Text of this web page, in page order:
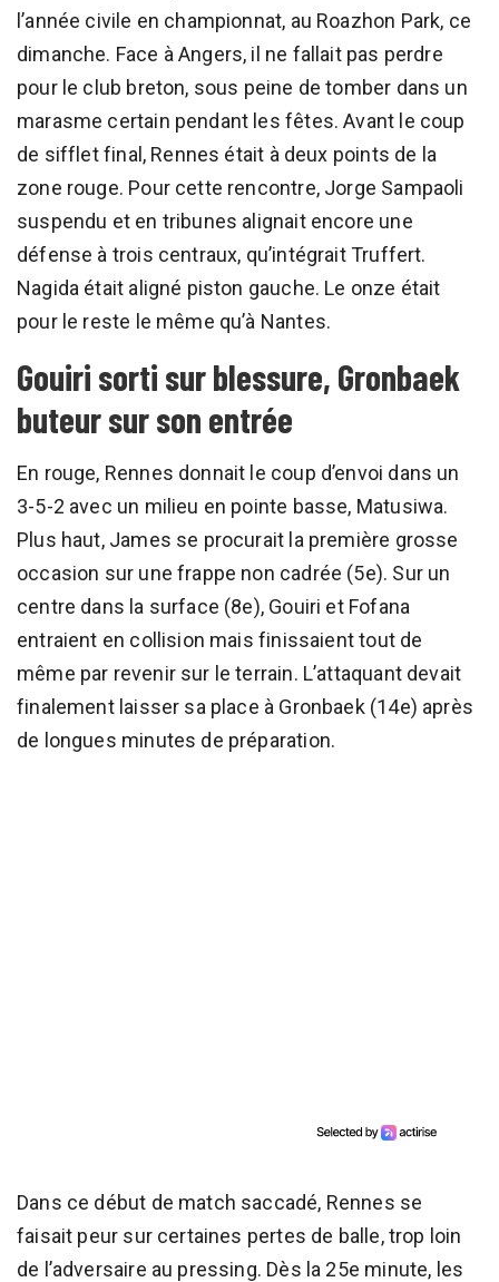
l’année civile en championnat, au Roazhon Park, ce
dimanche. Face à Angers, il ne fallait pas perdre
pour le club breton, sous peine de tomber dans un
marasme certain pendant les fêtes. Avant le coup
de sifflet final, Rennes était à deux points de la
zone rouge. Pour cette rencontre, Jorge Sampaoli
suspendu et en tribunes alignait encore une
défense à trois centraux, qu’intégrait Truffert.
Nagida était aligné piston gauche. Le onze était
pour le reste le même qu’à Nantes.
Gouiri sorti sur blessure, Gronbaek
buteur sur son entrée
En rouge, Rennes donnait le coup d’envoi dans un
3-5-2 avec un milieu en pointe basse, Matusiwa.
Plus haut, James se procurait la première grosse
occasion sur une frappe non cadrée (5e). Sur un
centre dans la surface (8e), Gouiri et Fofana
entraient en collision mais finissaient tout de
même par revenir sur le terrain. L’attaquant devait
finalement laisser sa place à Gronbaek (14e) après
de longues minutes de préparation.
Dans ce début de match saccadé, Rennes se
faisait peur sur certaines pertes de balle, trop loin
de l’adversaire au pressing. Dès la 25e minute, les